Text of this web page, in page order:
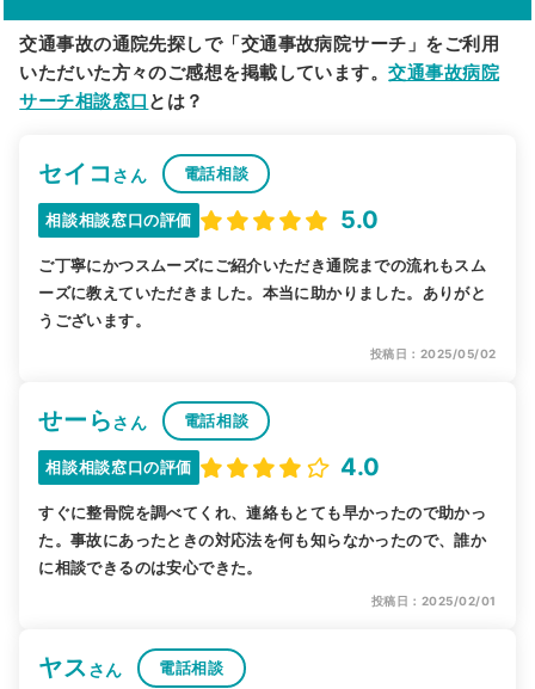
交通事故の通院先探しで「交通事故病院サーチ」をご利用
いただいた方々のご感想を掲載しています。交通事故病院
サーチ相談窓口 とは？
セイコ さん 電話相談
相談相談窓口の評価 5.0
ご丁寧にかつスムーズにご紹介いただき通院までの流れもスム
ーズに教えていただきました。本当に助かりました。ありがと
うございます。
投稿日：2025/05/02
せーらさん 電話相談
相談相談窓口の評価 4.0
すぐに整骨院を調べてくれ、連絡もとても早かったので助かっ
た。事故にあったときの対応法を何も知らなかったので、誰か
に相談できるのは安心できた。
投稿日：2025/02/01
ヤスさん 電話相談